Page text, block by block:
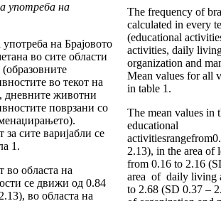
употреба на
на Браjовото
во сите области
во текот на
дневните животни
поврзани со
за сите варијабли се
1.
во областа на
се движи од 0.84
во областа на
The frequency of
calculated in every
(educational
activities, daily
organization and
Mean values for all
in table 1.
The mean values in
educational
2.13), in the area of
from 0.16 to 2.16
area of daily living
to 2.68 (SD 0.37 –